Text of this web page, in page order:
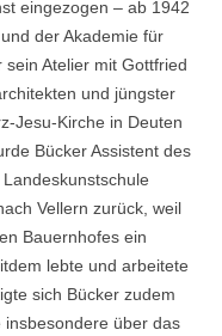
eingezogen – ab 1942
der Akademie für
Atelier mit Gottfried
und jüngster
Jesu-Kirche in Deuten
Bücker Assistent des
Vellern zurück, weil
Bauernhofes ein
lebte und arbeitete
sich Bücker zudem
über das